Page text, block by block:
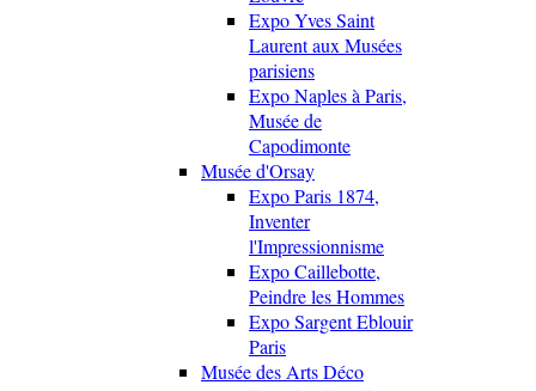
Expo Yves Saint
Laurent aux Musées
parisiens
Expo Naples à Paris,
Musée de
Capodimonte
Musée d'Orsay
Expo Paris 1874,
Inventer
l'Impressionnisme
Expo Caillebotte,
Peindre les Hommes
Expo Sargent Eblouir
Paris
Musée des Arts Déco